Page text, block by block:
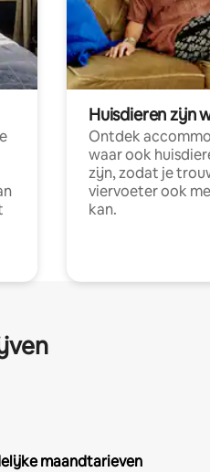
Huisdieren zijn
Ontdek
waar ook
zijn, zodat je
viervoeter ook
kan.
maandtarieven